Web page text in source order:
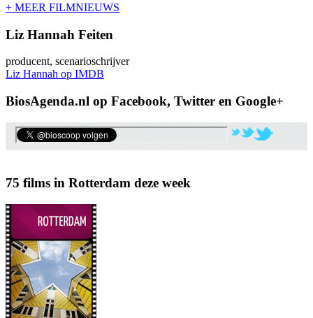
+ MEER FILMNIEUWS
Liz Hannah Feiten
producent, scenarioschrijver
Liz Hannah op IMDB
BiosAgenda.nl op Facebook, Twitter en Google+
75 films in Rotterdam deze week